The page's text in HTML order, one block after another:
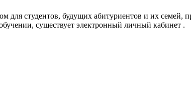
для студентов, будущих абитуриентов и их
существует электронный личный кабинет .